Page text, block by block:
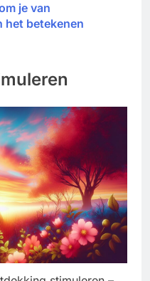
je van
het betekenen